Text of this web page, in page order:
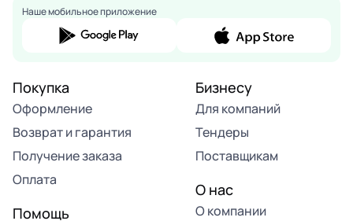
Наше мобильное приложение
Покупка
Оформление
Возврат и гарантия
Получение заказа
Оплата
Помощь
Бизнесу
Для компаний
Тендеры
Поставщикам
О нас
О компании